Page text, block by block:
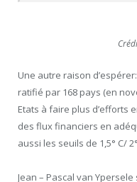
Une autre raison
ratifié par 168 pays (en
Etats à faire plus d’efforts
des flux financiers en
aussi les seuils de 1,5° C/
Jean – Pascal van